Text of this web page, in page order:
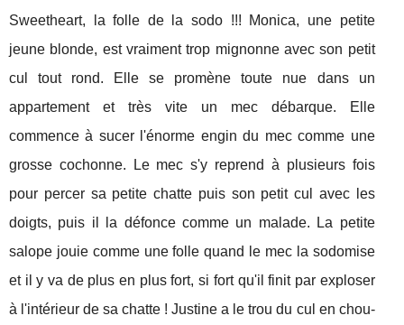
Sweetheart, la folle de la sodo !!! Monica, une petite
jeune blonde, est vraiment trop mignonne avec son petit
cul tout rond. Elle se promène toute nue dans un
appartement et très vite un mec débarque. Elle
commence à sucer l'énorme engin du mec comme une
grosse cochonne. Le mec s'y reprend à plusieurs fois
pour percer sa petite chatte puis son petit cul avec les
doigts, puis il la défonce comme un malade. La petite
salope jouie comme une folle quand le mec la sodomise
et il y va de plus en plus fort, si fort qu'il finit par exploser
à l'intérieur de sa chatte ! Justine a le trou du cul en chou-